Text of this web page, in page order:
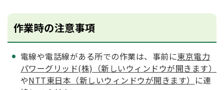
作業時の注意事項
電線や電話線がある所での作業は、事前に東京電力
パワーグリッド(株)（新しいウィンドウが開きます）
やNTT東日本（新しいウィンドウが開きます） に連